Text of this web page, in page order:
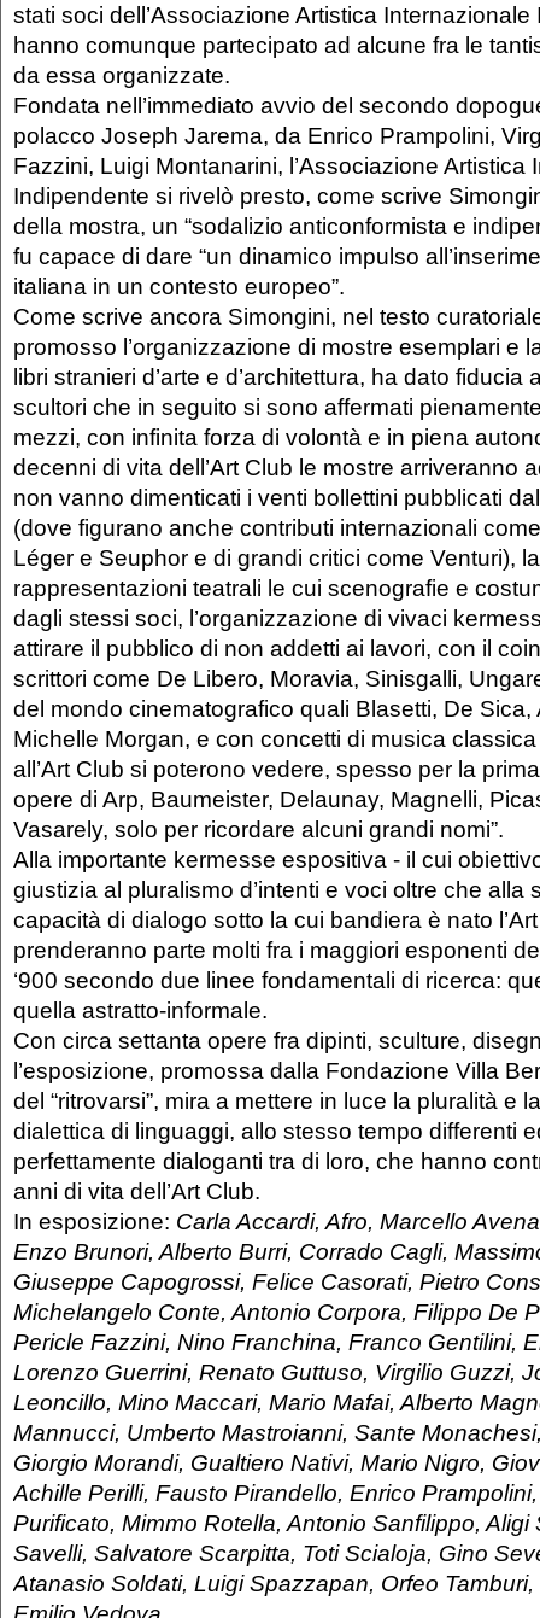
stati soci dell’Associazione Artistica
hanno comunque partecipato ad alcune fra le
da essa organizzate.
Fondata nell’immediato avvio del secondo
polacco Joseph Jarema, da Enrico Prampolini,
Fazzini, Luigi Montanarini, l’Associazione Artistica
Indipendente si rivelò presto, come scrive
della mostra, un “sodalizio anticonformista e
fu capace di dare “un dinamico impulso
italiana in un contesto europeo”.
Come scrive ancora Simongini, nel testo
promosso l’organizzazione di mostre esemplari e
libri stranieri d’arte e d’architettura, ha dato fiducia
scultori che in seguito si sono affermati
mezzi, con infinita forza di volontà e in piena
decenni di vita dell’Art Club le mostre arriveranno
non vanno dimenticati i venti bollettini pubblicati
(dove figurano anche contributi internazionali
Léger e Seuphor e di grandi critici come Venturi),
rappresentazioni teatrali le cui scenografie e
dagli stessi soci, l’organizzazione di vivaci
attirare il pubblico di non addetti ai lavori, con il
scrittori come De Libero, Moravia, Sinisgalli,
del mondo cinematografico quali Blasetti, De Sica,
Michelle Morgan, e con concetti di musica
all’Art Club si poterono vedere, spesso per la
opere di Arp, Baumeister, Delaunay, Magnelli,
Vasarely, solo per ricordare alcuni grandi nomi”.
Alla importante kermesse espositiva - il cui
giustizia al pluralismo d’intenti e voci oltre che alla
capacità di dialogo sotto la cui bandiera è nato
prenderanno parte molti fra i maggiori esponenti
‘900 secondo due linee fondamentali di ricerca:
quella astratto-informale.
Con circa settanta opere fra dipinti, sculture,
l’esposizione, promossa dalla Fondazione Villa
del “ritrovarsi”, mira a mettere in luce la pluralità e
dialettica di linguaggi, allo stesso tempo differenti
perfettamente dialoganti tra di loro, che hanno
anni di vita dell’Art Club.
In esposizione: Carla Accardi, Afro, Marcello
Enzo Brunori, Alberto Burri, Corrado Cagli,
Giuseppe Capogrossi, Felice Casorati, Pietro
Michelangelo Conte, Antonio Corpora, Filippo De
Pericle Fazzini, Nino Franchina, Franco Gentilini,
Lorenzo Guerrini, Renato Guttuso, Virgilio Guzzi,
Leoncillo, Mino Maccari, Mario Mafai, Alberto
Mannucci, Umberto Mastroianni, Sante
Giorgio Morandi, Gualtiero Nativi, Mario Nigro,
Achille Perilli, Fausto Pirandello, Enrico
Purificato, Mimmo Rotella, Antonio Sanfilippo, Aligi
Savelli, Salvatore Scarpitta, Toti Scialoja, Gino
Atanasio Soldati, Luigi Spazzapan, Orfeo